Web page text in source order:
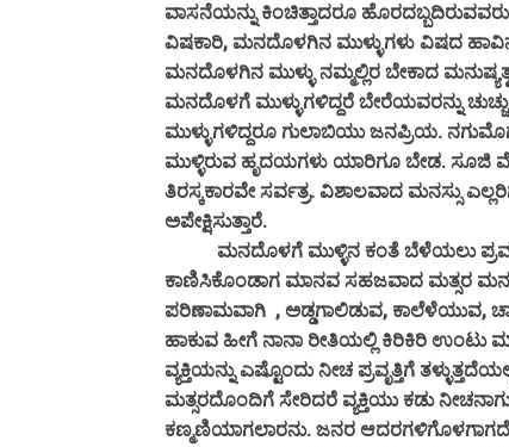
ವಾಸನೆಯನ್ನು ಕಿಂಚಿತ್ತಾದರೂ
ವಿಷಕಾರಿ, ಮನದೊಳಗಿನ ಮುಳ್ಳುಗಳು ವಿಷದ
ಮನದೊಳಗಿನ ಮುಳ್ಳು ನಮ್ಮಲ್ಲಿರ ಬೇಕಾದ
ಮನದೊಳಗೆ ಮುಳ್ಳುಗಳಿದ್ದರೆ ಬೇರೆಯವರನ್ನು
ಮುಳ್ಳುಗಳಿದ್ದರೂ ಗುಲಾಬಿಯು ಜನಪ್ರಿಯ.
ಮುಳ್ಳಿರುವ ಹೃದಯಗಳು ಯಾರಿಗೂ ಬೇಡ. ಸೂಜಿ
ತಿರಸ್ಕಕಾರವೇ ಸರ್ವತ್ರ. ವಿಶಾಲವಾದ ಮನಸ್ಸು
ಅಪೇಕ್ಷಿಸುತ್ತಾರೆ.
ಮನದೊಳಗೆ ಮುಳ್ಳಿನ ಕಂತೆ ಬೆಳೆಯಲು
ಕಾಣಿಸಿಕೊಂಡಾಗ ಮಾನವ ಸಹಜವಾದ ಮತ್ಸರ
ಪರಿಣಾಮವಾಗಿ , ಅಡ್ಡಗಾಲಿಡುವ, ಕಾಲೆಳೆಯುವ,
ಹಾಕುವ ಹೀಗೆ ನಾನಾ ರೀತಿಯಲ್ಲಿ ಕಿರಿಕಿರಿ ಉಂಟು
ವ್ಯಕ್ತಿಯನ್ನು ಎಷ್ಟೊಂದು ನೀಚ ಪ್ರವೃತ್ತಿಗೆ
ಮತ್ಸರದೊಂದಿಗೆ ಸೇರಿದರೆ ವ್ಯಕ್ತಿಯು ಕಡು
ಕಣ್ಮಣಿಯಾಗಲಾರನು. ಜನರ